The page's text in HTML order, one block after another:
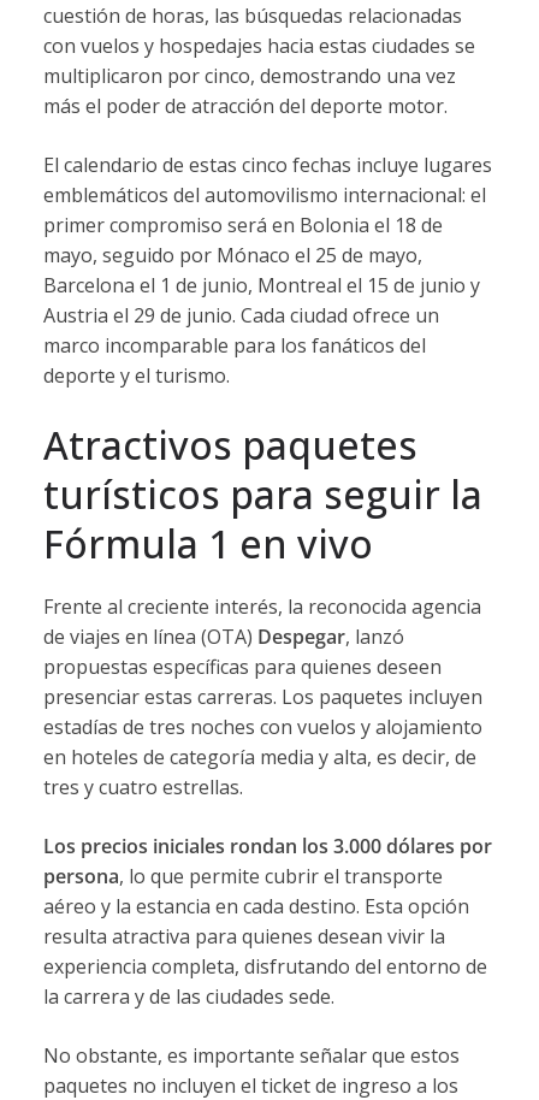
cuestión de horas, las búsquedas relacionadas
con vuelos y hospedajes hacia estas ciudades se
multiplicaron porcinco, demostrando una vez
más el poderde atracción del deporte motor.
El calendario de estas cinco fechas incluye lugares
emblemáticos del automovilismo internacional: el
primercompromiso será en Bolonia el 18 de
mayo, seguido por Mónaco el 25 de mayo,
Barcelona el 1 de junio, Montreal el 15 de junio y
Austria el 29 de junio. Cada ciudad ofrece un
marco incomparable para los fanáticos del
deporte yel turismo.
Atractivos paquetes
turísticos para seguir la
Fórmula 1 en vivo
Frente al creciente interés, la reconocida agencia
de viajes en línea (OTA) Despegar, lanzó
propuestas específicas para quienes deseen
presenciarestas carreras. Los paquetes incluyen
estadías de tres noches con vuelos yalojamiento
en hoteles de categoría media yalta, es decir, de
tres ycuatro estrellas.
Los precios iniciales rondan los 3.000dólares por
persona, lo que permite cubrirel transporte
aéreo y la estancia en cada destino. Esta opción
resulta atractiva para quienes desean vivir la
experiencia completa, disfrutando del entorno de
la carrera yde las ciudades sede.
No obstante, es importante señalarque estos
paquetes no incluyen el ticketde ingreso a los